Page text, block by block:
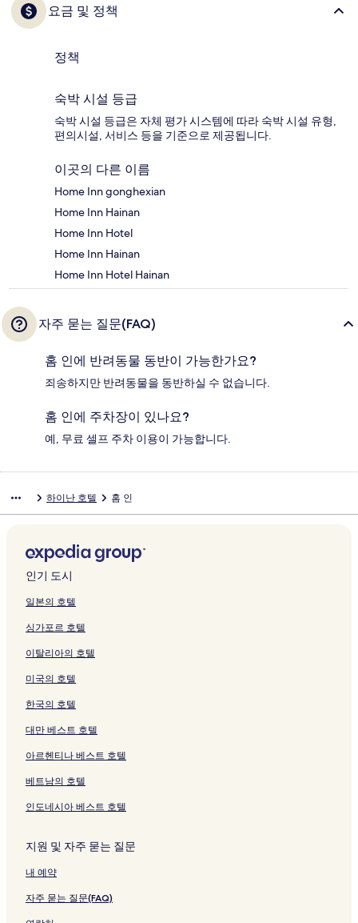
요금 및 정책
정책
숙박 시설 등급
숙박 시설 등급은 자체 평가 시스템에 따라 숙박 시설 유형,
편의시설, 서비스 등을 기준으로 제공됩니다.
이곳의 다른 이름
Home Inn gonghexian
Home Inn Hainan
Home Inn Hotel
Home Inn Hainan
Home Inn Hotel Hainan
자주 묻는 질문(FAQ)
홈 인에 반려동물 동반이 가능한가요?
죄송하지만 반려동물을 동반하실 수 없습니다.
홈 인에 주차장이 있나요?
예, 무료 셀프 주차 이용이 가능합니다.
하이난 호텔 홈 인
인기 도시
일본의 호텔
싱가포르 호텔
이탈리아의 호텔
미국의 호텔
한국의 호텔
대만 베스트 호텔
아르헨티나 베스트 호텔
베트남의 호텔
인도네시아 베스트 호텔
지원 및 자주 묻는 질문
내 예약
자주 묻는 질문(FAQ)